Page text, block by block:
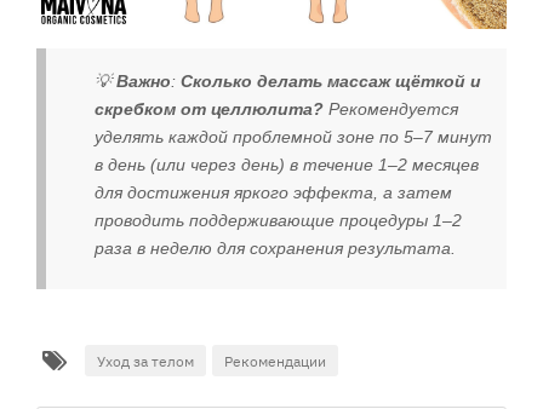
💡Важно: Сколько делать массаж щёткой и
скребком от целлюлита? Рекомендуется
уделять каждой проблемной зоне по 5–7 минут
в день (или через день) в течение 1–2 месяцев
для достижения яркого эффекта, а затем
проводить поддерживающие процедуры 1–2
раза в неделю для сохранения результата.
Уход за телом Рекомендации